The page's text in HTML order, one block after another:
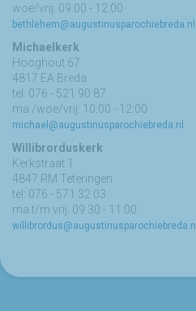
woe/vrij: 09:00 - 12:00
bethlehem@augustinusparochiebreda.nl
Michaelkerk
Hooghout 67
4817 EA Breda
tel: 076 - 521 90 87
ma /woe/vrij: 10:00 - 12:00
michael@augustinusparochiebreda.nl
Willibrorduskerk
Kerkstraat 1
4847 RM Teteringen
tel: 076 - 571 32 03
ma t/m vrij: 09:30 - 11:00
willibrordus@augustinusparochiebreda.nl